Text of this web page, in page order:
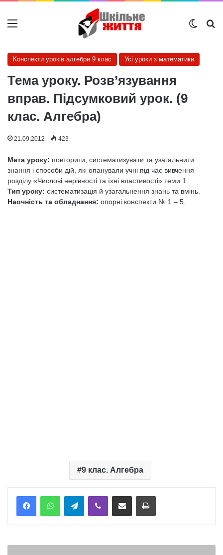
Меню
Конспекти уроків алгебри 9 клас Усі уроки з математики
Тема уроку. Розв’язування
вправ. Підсумковий урок. (9
клас. Алгебра)
21.09.2012 423
Мета уроку: повторити, систематизувати та узагальнити
знання і способи дій, які опанували учні під час вивчення
розділу «Числові нерівності та їхні властивості» теми 1.
Тип уроку: систематизація й узагальнення знань та вмінь.
Наочність та обладнання: опорні конспекти № 1 – 5.
9 клас. Алгебра
TelegramViber Надіслати електронною поштоюНадрукувати